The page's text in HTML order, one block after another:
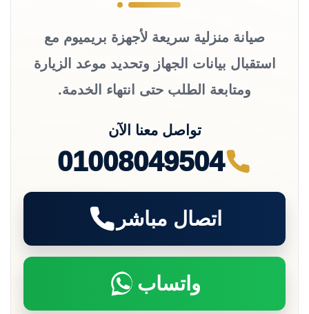
صيانة منزلية سريعة لأجهزة بريميوم مع
استقبال بيانات الجهاز وتحديد موعد الزيارة
ومتابعة الطلب حتى انتهاء الخدمة.
تواصل معنا الآن
01008049504
اتصال مباشر
واتساب